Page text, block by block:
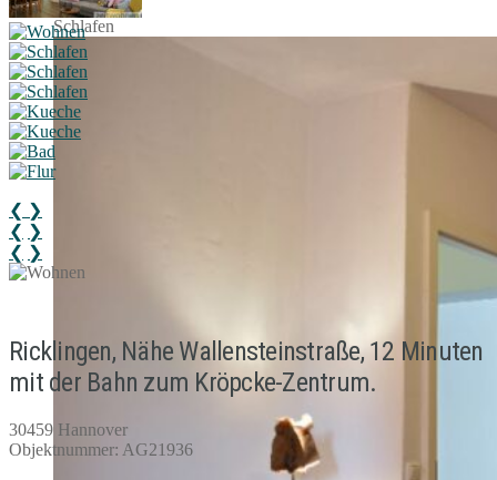
Schlafen
❮ ❯
❮ ❯
❮ ❯
Ricklingen, Nähe Wallensteinstraße, 12 Minuten
mit der Bahn zum Kröpcke-Zentrum.
30459 Hannover
Objektnummer: AG21936